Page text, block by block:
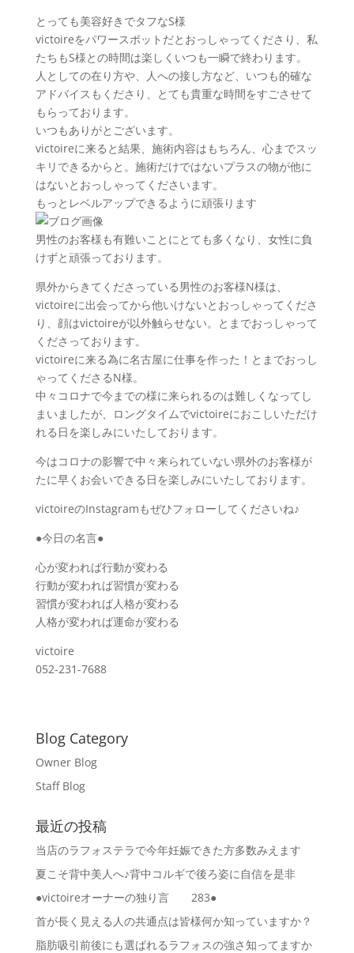
とっても美容好きでタフなS様
victoireをパワースポットだとおっしゃってくださり、私
たちもS様との時間は楽しくいつも一瞬で終わります。
人としての在り方や、人への接し方など、いつも的確な
アドバイスもくださり、とても貴重な時間をすごさせて
もらっております。
いつもありがとございます。
victoireに来ると結果、施術内容はもちろん、心までスッ
キリできるからと。施術だけではないプラスの物が他に
はないとおっしゃってくださいます。
もっとレベルアップできるように頑張ります
男性のお客様も有難いことにとても多くなり、女性に負
けずと頑張っております。
県外からきてくださっている男性のお客様N様は、
victoireに出会ってから他いけないとおっしゃってくださ
り、顔はvictoireが以外触らせない。とまでおっしゃって
くださっております。
victoireに来る為に名古屋に仕事を作った！とまでおっし
ゃってくださるN様。
中々コロナで今までの様に来られるのは難しくなってし
まいましたが、ロングタイムでvictoireにおこしいただけ
れる日を楽しみにいたしております。
今はコロナの影響で中々来られていない県外のお客様が
たに早くお会いできる日を楽しみにいたしております。
victoireのInstagramもぜひフォローしてくださいね♪
●今日の名言●
心が変われば行動が変わる
行動が変われば習慣が変わる
習慣が変われば人格が変わる
人格が変われば運命が変わる
victoire
052-231-7688
Blog Category
Owner Blog
Staff Blog
最近の投稿
当店のラフォステラで今年妊娠できた方多数みえます
夏こそ背中美人へ♪背中コルギで後ろ姿に自信を是非
●victoireオーナーの独り言 283●
首が長く見える人の共通点は皆様何か知っていますか？
脂肪吸引前後にも選ばれるラフォスの強さ知ってますか